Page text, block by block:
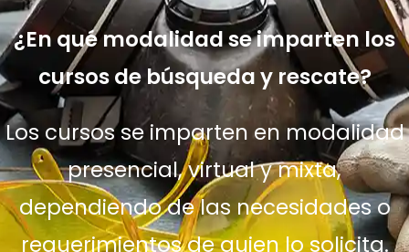
¿En qué modalidad se imparten los
cursos de búsqueda y rescate?
Los cursos se imparten en modalidad
presencial, virtual y mixta,
dependiendo de las necesidades o
requerimientos de quien lo solicita.